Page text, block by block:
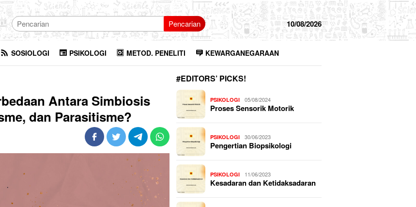
Pencarian 10/08/2026
SOSIOLOGI PSIKOLOGI METOD. PENELITI KEWARGANEGARAAN
Antara Simbiosis
dan Parasitisme?
#EDITORS’ PICKS!
PSIKOLOGI 05/08/2024
Proses Sensorik Motorik
PSIKOLOGI 30/06/2023
Pengertian Biopsikologi
PSIKOLOGI 11/06/2023
Kesadaran dan Ketidaksadaran